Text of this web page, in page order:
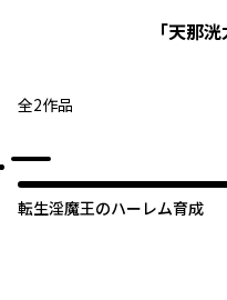
「天那洸
全2作品
転生淫魔王のハーレム育成